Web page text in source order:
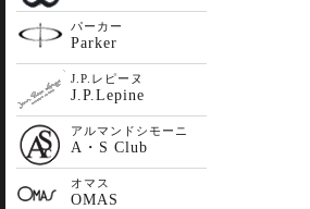
パーカー
Parker
J.P.レピーヌ
J.P.Lepine
アルマンドシモーニ
A・S Club
オマス
OMAS